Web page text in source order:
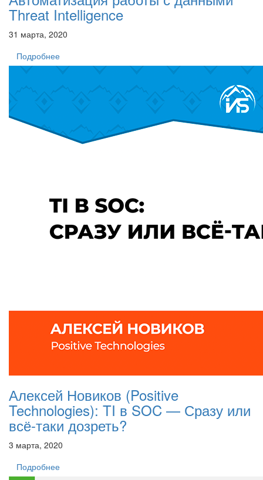
Threat Intelligence
31 марта, 2020
Подробнее
Алексей Новиков (Positive
Technologies): TI в SOC — Сразу или
всё-таки дозреть?
3 марта, 2020
Подробнее